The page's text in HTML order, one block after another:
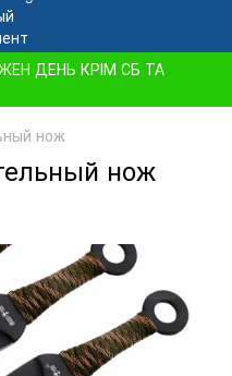
ДЕНЬ КРІМ СБ ТА
нож
нож